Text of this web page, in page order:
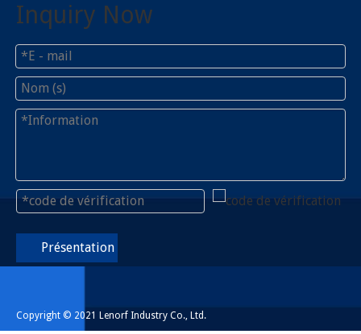
Inquiry Now
Présentation
Copyright © 2021 Lenorf Industry Co., Ltd.